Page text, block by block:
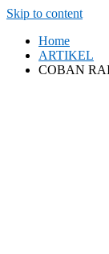
Skip to content
Home
ARTIKEL
COBAN